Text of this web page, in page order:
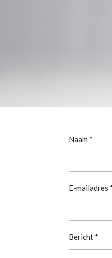
Naam *
E-mailadres
Bericht *